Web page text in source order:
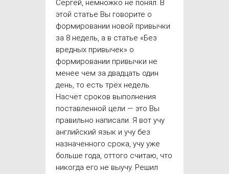
Сергей, немножко не понял. В
этой статье Вы говорите о
формировании новой привычки
за 8 недель, а в статье «Без
вредных привычек» о
формировании привычки не
менее чем за двадцать один
день, то есть трёх недель.
Насчёт сроков выполнения
поставленной цели — это Вы
правильно написали. Я вот учу
английский язык и учу без
назначенного срока, учу уже
больше года, оттого считаю, что
никогда его не выучу. Решил